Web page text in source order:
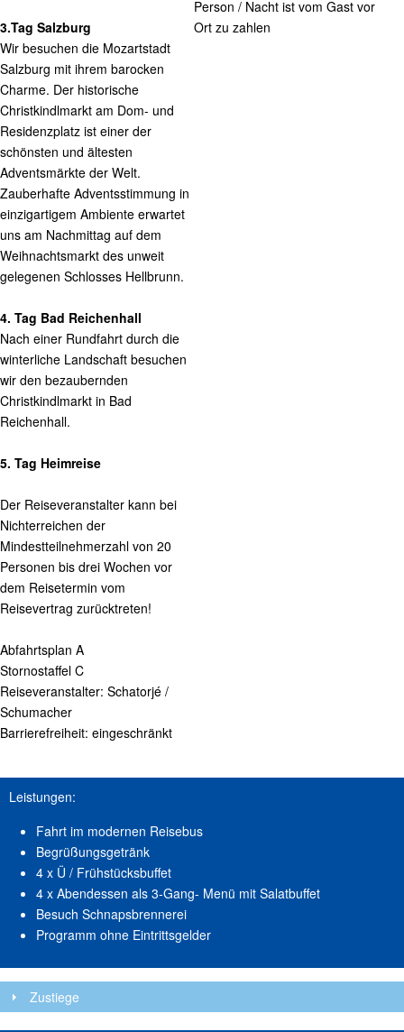
3.Tag Salzburg
Wir besuchen die Mozartstadt
Salzburg mit ihrem barocken
Charme. Der historische
Christkindlmarkt am Dom- und
Residenzplatz ist einer der
schönsten und ältesten
Adventsmärkte der Welt.
Zauberhafte Adventsstimmung in
einzigartigem Ambiente erwartet
uns am Nachmittag auf dem
Weihnachtsmarkt des unweit
gelegenen Schlosses Hellbrunn.
4. Tag Bad Reichenhall
Nach einer Rundfahrt durch die
winterliche Landschaft besuchen
wir den bezaubernden
Christkindlmarkt in Bad
Reichenhall.
5. Tag Heimreise
Der Reiseveranstalter kann bei
Nichterreichen der
Mindestteilnehmerzahl von 20
Personen bis drei Wochen vor
dem Reisetermin vom
Reisevertrag zurücktreten!
Abfahrtsplan A
Stornostaffel C
Reiseveranstalter: Schatorjé /
Schumacher
Barrierefreiheit: eingeschränkt
Person / Nacht ist vom Gast vor
Ort zu zahlen
Leistungen:
Fahrt im modernen Reisebus
Begrüßungsgetränk
4 x Ü / Frühstücksbuffet
4 x Abendessen als 3-Gang- Menü mit Salatbuffet
Besuch Schnapsbrennerei
Programm ohne Eintrittsgelder
Zustiege